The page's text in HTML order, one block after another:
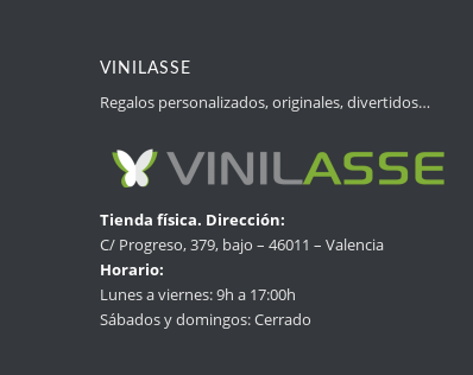
VINILASSE
Regalos personalizados, originales, divertidos…
Tienda física. Dirección:
C/ Progreso, 379, bajo – 46011 – Valencia
Horario:
Lunes a viernes: 9h a 17:00h
Sábados y domingos: Cerrado